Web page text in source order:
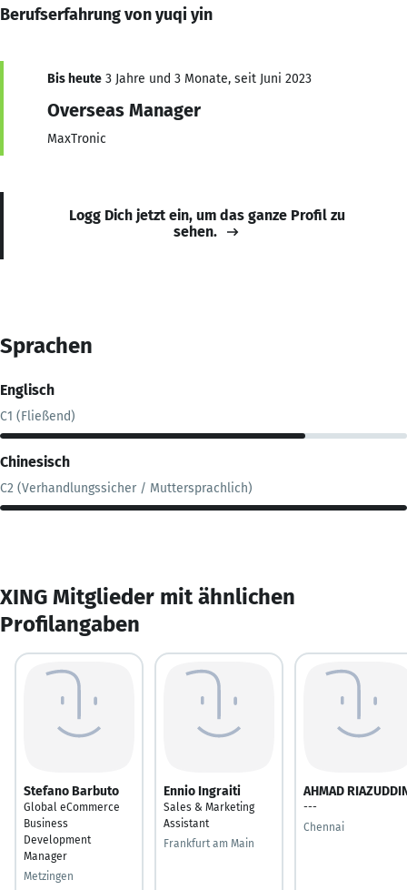
Berufserfahrung von yuqi yin
Bis heute 3 Jahre und 3 Monate, seit Juni 2023
Overseas Manager
MaxTronic
Logg Dich jetzt ein, um das ganze Profil zu
sehen.
Sprachen
Englisch
C1 (Fließend)
Chinesisch
C2 (Verhandlungssicher / Muttersprachlich)
XING Mitglieder mit ähnlichen
Profilangaben
Stefano Barbuto
Global eCommerce
Business
Development
Manager
Metzingen
Ennio Ingraiti
Sales & Marketing
Assistant
Frankfurt am Main
AHMAD
---
Chennai